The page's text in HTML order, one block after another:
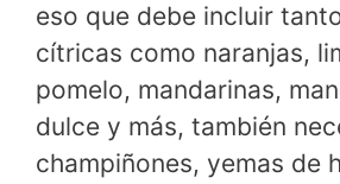
eso que debe incluir
cítricas como naranjas,
pomelo, mandarinas,
dulce y más, también
champiñones, yemas de